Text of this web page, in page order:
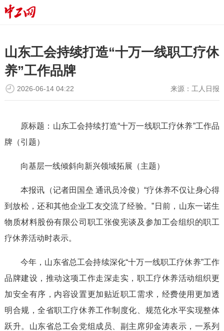
山东工会持续打造“十万一线职工疗休
养”工作品牌
来源： 工人日报
2026-06-14 04:22
原标题：山东工会持续打造“十万一线职工疗休养”工作品
牌（引题）
向基层一线倾斜向新兴领域拓展（主题）
本报讯（记者田国垒 通讯员冷俊）“疗休养不仅让身心得
到放松，还和其他企业工友交流了经验。”日前，山东一诺生
物质材料股份有限公司职工张俊宪谈及参加工会组织的职工
疗休养活动时表示。
今年，山东省总工会持续深化“十万一线职工疗休养”工作
品牌建设，推动这项工作走深走实，职工疗休养活动组织更
加安全有序，内容设置更加贴近职工需求，经费使用更加透
明合规，全省职工疗休养工作制度化、规范化水平实现整体
跃升。山东省总工会党组成员、副主席卯金涛表示，一系列